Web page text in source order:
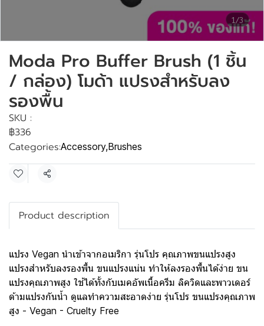
1/3
Moda Pro Buffer Brush (1 ชิ้น
/ กล่อง) โมด้า แปรงสำหรับลง
รองพื้น
SKU :
฿336
Categories:Accessory,Brushes
Share
Product description
แปรง Vegan นำเข้าจากอเมริกา รุ่นโปร คุณภาพขนแปรงสูง
แปรงสำหรับลงรองพื้น ขนแปรงแน่น ทำให้ลงรองพื้นได้ง่าย ขน
แปรงคุณภาพสูง ใช้ได้ทั้งกับเมคอัพเนื้อครีม ลิควิดและพาวเดอร์
ด้ามแปรงกันน้ำ ดูแลทำความสะอาดง่าย รุ่นโปร ขนแปรงคุณภาพ
สูง - Vegan - Cruelty Free